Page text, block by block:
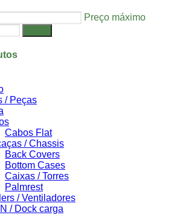
Preço máximo
/ Peças
Cabos Flat
/ Chassis
Back Covers
Bottom Cases
Caixas / Torres
Palmrest
/ Ventiladores
/ Dock carga